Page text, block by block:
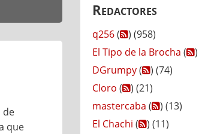
de
que
Redactores
q256(
) (958)
El Tipo de la Brocha (
DGrumpy(
) (74)
Cloro (
) (21)
mastercaba (
) (13)
El Chachi (
) (11)